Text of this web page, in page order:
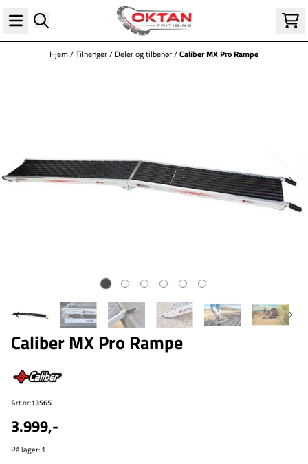
Hopp til innhold
Hjem/Tilhenger/ Deler og tilbehør/Caliber MX Pro Rampe
Caliber MX Pro Rampe
Art.nr:13565
3.999,-
På lager: 1